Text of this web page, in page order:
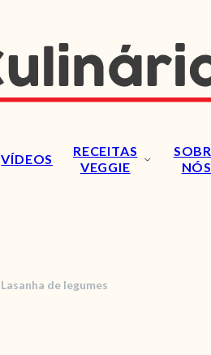
VÍDEOS
RECEITAS
VEGGIE
NÓS
RECEITAS
Lasanha de legumes